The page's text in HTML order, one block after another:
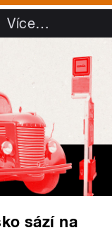
Více…
sází na